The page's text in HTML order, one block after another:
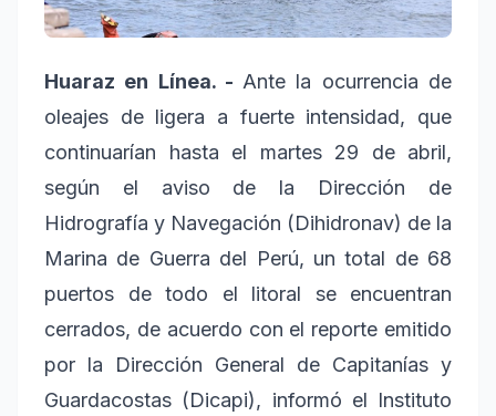
Huaraz en Línea. -Ante la ocurrencia de
oleajes de ligera a fuerte intensidad, que
continuarían hasta el martes 29 de abril,
según el aviso de la Dirección de
Hidrografía y Navegación (Dihidronav) de la
Marina de Guerra del Perú, un total de 68
puertos de todo el litoral se encuentran
cerrados, de acuerdo con el reporte emitido
por la Dirección General de Capitanías y
Guardacostas (Dicapi), informó el Instituto